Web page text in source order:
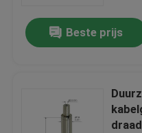
Beste prijs